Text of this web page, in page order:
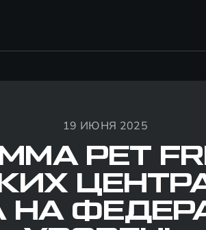
19 ИЮНЯ 2025
PET